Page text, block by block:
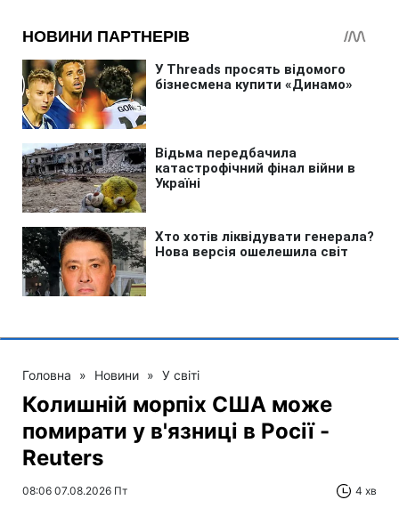
Головна » Новини » У світі
Колишній морпіх США може
помирати у в'язниці в Росії -
Reuters
08:06 07.08.2026 Пт 4 хв